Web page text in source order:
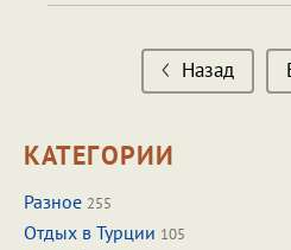
Назад
КАТЕГОРИИ
Разное 255
Отдых в Турции 105